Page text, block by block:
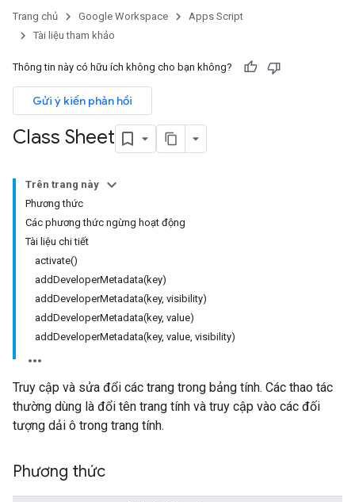
Trang chủ Google Workspace
Apps Script
Tài liệu tham khảo
Thông tin này có hữu ích không cho bạn không?
Gửi ý kiến phản hồi
Class Sheet
Trên trang này
Phương thức
Các phương thức ngừng hoạt động
Tài liệu chi tiết
activate()
addDeveloperMetadata(key)
addDeveloperMetadata(key, visibility)
addDeveloperMetadata(key, value)
addDeveloperMetadata(key, value, visibility)
Truy cập và sửa đổi các trang trong bảng tính. Các thao tác
thường dùng là đổi tên trang tính và truy cập vào các đối
tượng dải ô trong trang tính.
Phương thức